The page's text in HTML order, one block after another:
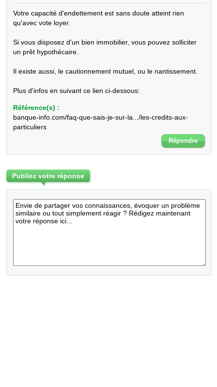
Votre capacité d'endettement est sans doute atteint rien
qu'avec vote loyer.
Si vous disposez d'un bien immobilier, vous pouvez solliciter
un prêt hypothécaire.
Il existe aussi, le cautionnement mutuel, ou le nantissement.
Plus d'infos en suivant ce lien ci-dessous:
Référence(s) :
banque-info.com/faq-que-sais-je-sur-la.../les-credits-aux-
particuliers
Répondre
Publiez votre réponse